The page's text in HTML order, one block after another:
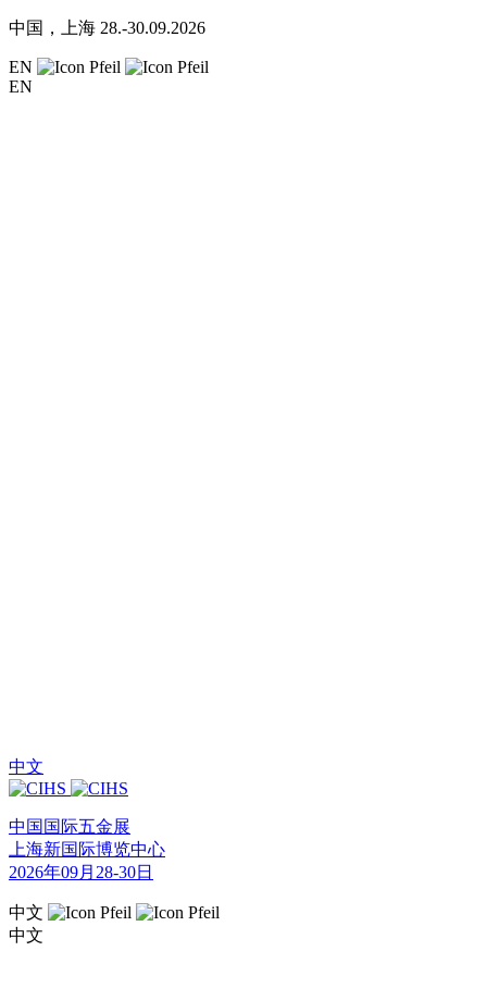
中国，上海 28.-30.09.2026
EN
EN
中文
中国国际五金展
上海新国际博览中心
2026年09月28-30日
中文
中文